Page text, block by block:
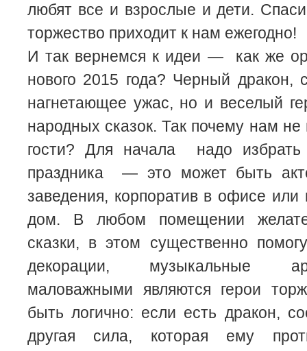
любят все и взрослые и дети.
торжество приходит к нам ежегодно!
И так вернемся к идеи — как же
нового 2015 года? Черный дракон,
нагнетающее ужас, но и веселый
народных сказок. Так почему нам не
гости? Для начала надо избрать
праздника — это может быть
заведения, корпоратив в офисе
дом. В любом помещении
сказки, в этом существенно
декорации, музыкальные
маловажными являются герои
быть логично: если есть дракон,
другая сила, которая ему